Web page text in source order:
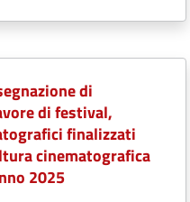
di
di festival,
finalizzati
cinematografica
2025